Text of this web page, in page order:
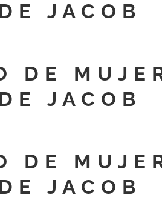
JACOB
DE
JACOB
DE
JACOB